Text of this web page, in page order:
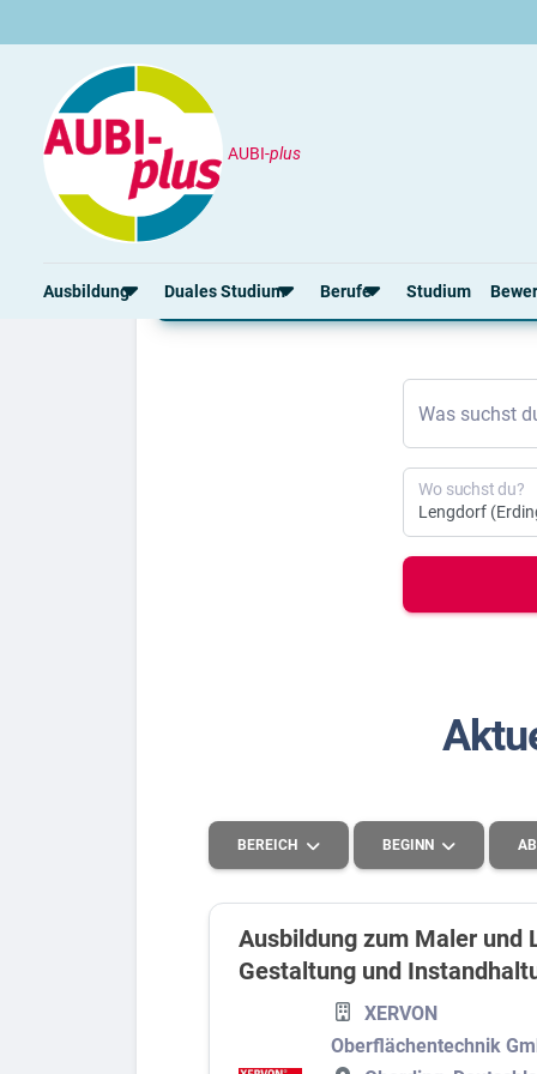
AUBI-plus
Ausbildung Duales Studium Berufe
Gut bezahlte Berufe
Kaufmännische Berufe
Berufe nach Themen
Schülerpraktikum
Studium
Ausbildung
Was suchst
Wo suchst du?
BEREICH
Handel
Systemrelevant
BEGINN
2026
2027
Ausbildung zum Maler und
Gestaltung und
XERVON
Oberflächentechnik